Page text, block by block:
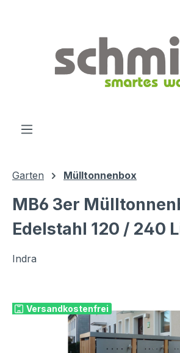
Garten Mülltonnenbox
MB6 3er
Edelstahl 120 / 240
Indra
Versandkostenfrei